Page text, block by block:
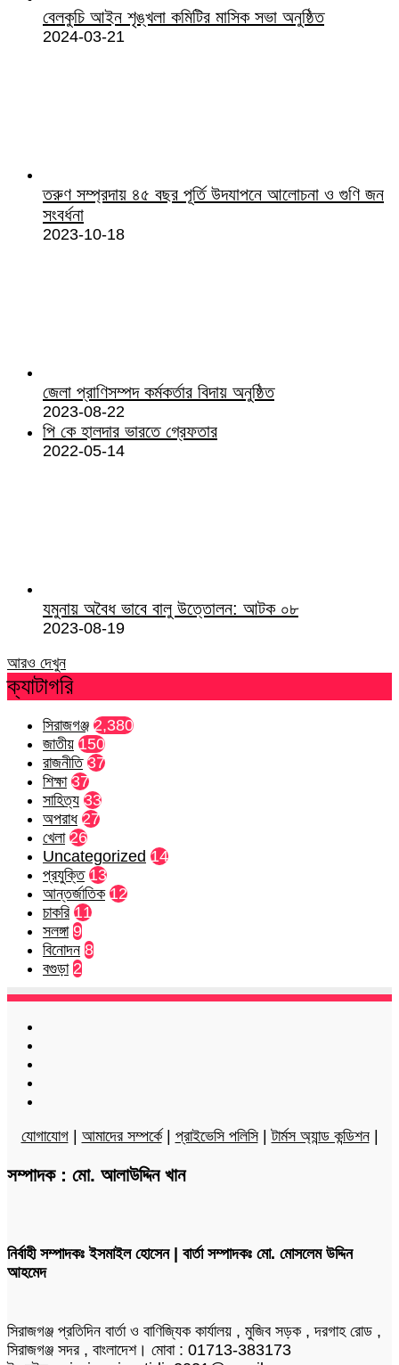
বেলকুচি আইন শৃঙ্খলা কমিটির মাসিক সভা অনুষ্ঠিত
2024-03-21
তরুণ সম্প্রদায় ৪৫ বছর পূর্তি উদযাপনে আলোচনা ও গুণি জন
সংবর্ধনা
2023-10-18
জেলা প্রাণিসম্পদ কর্মকর্তার বিদায় অনুষ্ঠিত
2023-08-22
পি কে হালদার ভারতে গ্রেফতার
2022-05-14
যমুনায় অবৈধ ভাবে বালু উত্তোলন: আটক ০৮
2023-08-19
আরও দেখুন
ক্যাটাগরি
সিরাজগঞ্জ 2,380
জাতীয় 150
রাজনীতি 37
শিক্ষা 37
সাহিত্য 33
অপরাধ 27
খেলা 26
Uncategorized 14
প্রযুক্তি 13
আন্তর্জাতিক 12
চাকরি 11
সলঙ্গা 9
বিনোদন 8
বগুড়া 2
যোগাযোগ| আমাদের সম্পর্কে| প্রাইভেসি পলিসি|টার্মস অ্যান্ড কন্ডিশন|
সম্পাদক : মো. আলাউদ্দিন খান
নির্বাহী সম্পাদকঃ ইসমাইল হোসেন | বার্তা সম্পাদকঃ মো. মোসলেম উদ্দিন
আহমেদ
সিরাজগঞ্জ প্রতিদিন বার্তা ও বাণিজ্যিক কার্যালয় , মুজিব সড়ক , দরগাহ রোড ,
সিরাজগঞ্জ সদর , বাংলাদেশ। মোবা : 01713-383173